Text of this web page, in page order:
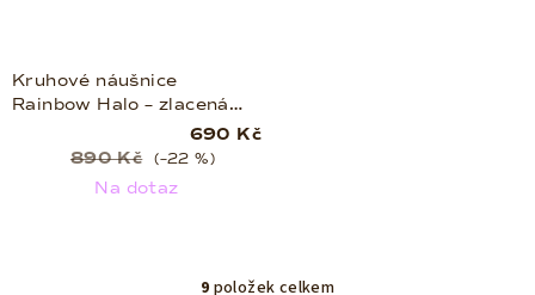
Kruhové náušnice
Rainbow Halo – zlacená
690 Kč
890 Kč
(–22 %)
Na dotaz
9 položek celkem